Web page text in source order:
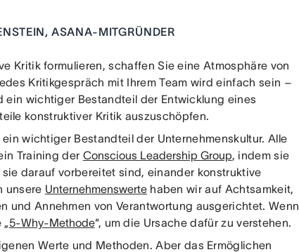
ASANA-MITGRÜNDER
Kritik formulieren, schaffen Sie eine Atmosphäre von
Kritikgespräch mit Ihrem Team wird einfach sein –
wichtiger Bestandteil der Entwicklung eines
konstruktiver Kritik auszuschöpfen.
wichtiger Bestandteil der Unternehmenskultur. Alle
Training der Conscious Leadership Group, indem sie
darauf vorbereitet sind, einander konstruktive
unsere Unternehmenswertehaben wir auf Achtsamkeit,
und Annehmen von Verantwortung ausgerichtet. Wenn
5-Why-Methode“, um die Ursache dafür zu verstehen.
Werte und Methoden. Aber das Ermöglichen